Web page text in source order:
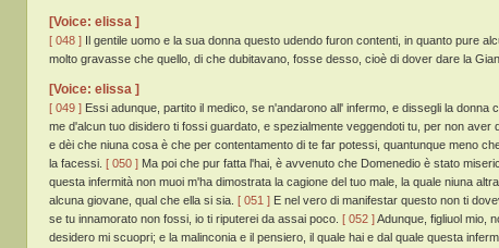
[Voice: elissa ]
[ 048 ] Il gentile uomo e la sua donna questo udendo furon contenti, in quanto pure
molto gravasse che quello, di che dubitavano, fosse desso, cioè di dover dare la
[Voice: elissa ]
[ 049 ] Essi adunque, partito il medico, se n'andarono all' infermo, e dissegli la donna
me d'alcun tuo disidero ti fossi guardato, e spezialmente veggendoti tu, per non
e dèi che niuna cosa è che per contentamento di te far potessi, quantunque meno
la facessi. [ 050 ] Ma poi che pur fatta l'hai, è avvenuto che Domenedio è stato
questa infermità non muoi m'ha dimostrata la cagione del tuo male, la quale niuna
alcuna giovane, qual che ella si sia. [ 051 ] E nel vero di manifestar questo non ti
se tu innamorato non fossi, io ti riputerei da assai poco. [ 052 ]Adunque, figliuol mio,
desidero mi scuopri; e la malinconia e il pensiero, il quale hai e dal quale questa